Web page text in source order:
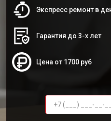
Экспресс ремонт в
Гарантия до 3-х лет
Цена от 1700 руб